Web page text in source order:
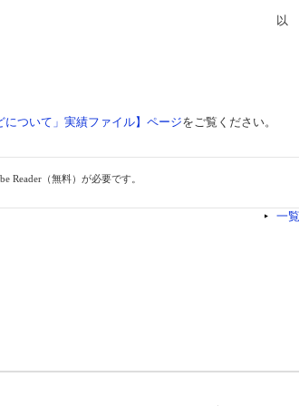
以
について」実績ファイル】ページをご覧ください。
Reader（無料）が必要です。
一